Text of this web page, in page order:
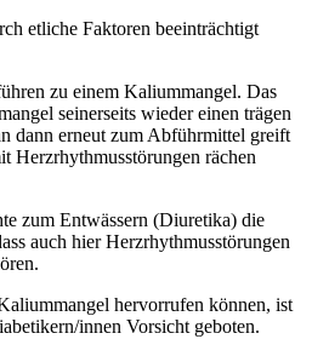
etliche Faktoren beeinträchtigt
zu einem Kaliummangel. Das
seinerseits wieder einen trägen
dann erneut zum Abführmittel greift
Herzrhythmusstörungen rächen
zum Entwässern (Diuretika) die
auch hier Herzrhythmusstörungen
hervorrufen können, ist
innen Vorsicht geboten.